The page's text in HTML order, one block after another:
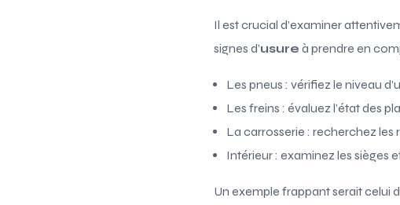
Il est crucial d’examiner
signes d’usure à prendre en
Les pneus : vérifiez le niveau
Les freins : évaluez l’état des
La carrosserie : recherchez les
Intérieur : examinez les sièges
Un exemple frappant serait celui